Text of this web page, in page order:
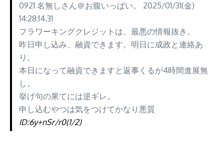
0921 名無しさん＠お腹いっぱい。 2025/01/31(金)
14:28:14.31
フラワーキングクレジットは、最悪の情報抜き。
昨日申し込み、融資できます。明日に成政と連絡あ
り。
本日になって融資できますと返事くるが4時間進展無
し。
挙げ句の果てには逆ギレ。
申し込むやつは気をつけてかなり悪質
ID:6y+nSr/r0(1/2)